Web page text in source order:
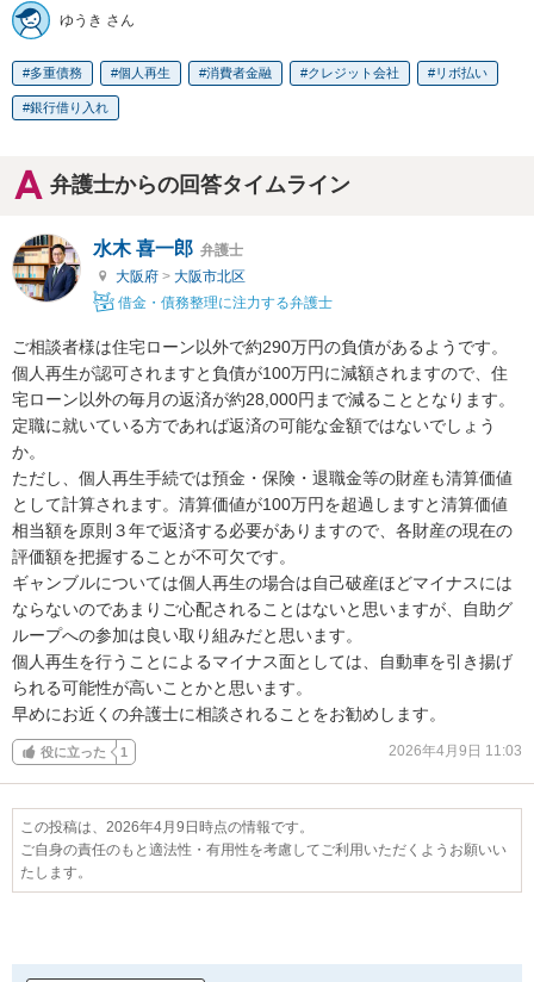
ゆうき さん
多重債務 個人再生 消費者金融 クレジット会社 リボ払い
銀行借り入れ
弁護士からの回答タイムライン
水木 喜一郎 弁護士
大阪府 > 大阪市北区
借金・債務整理に注力する弁護士
ご相談者様は住宅ローン以外で約290万円の負債があるようです。
個人再生が認可されますと負債が100万円に減額されますので、住
宅ローン以外の毎月の返済が約28,000円まで減ることとなります。
定職に就いている方であれば返済の可能な金額ではないでしょう
か。
ただし、個人再生手続では預金・保険・退職金等の財産も清算価値
として計算されます。清算価値が100万円を超過しますと清算価値
相当額を原則３年で返済する必要がありますので、各財産の現在の
評価額を把握することが不可欠です。
ギャンブルについては個人再生の場合は自己破産ほどマイナスには
ならないのであまりご心配されることはないと思いますが、自助グ
ループへの参加は良い取り組みだと思います。
個人再生を行うことによるマイナス面としては、自動車を引き揚げ
られる可能性が高いことかと思います。
早めにお近くの弁護士に相談されることをお勧めします。
役に立った 1 2026年4月9日 11:03
この投稿は、2026年4月9日時点の情報です。
ご自身の責任のもと適法性・有用性を考慮してご利用いただくようお願いい
たします。